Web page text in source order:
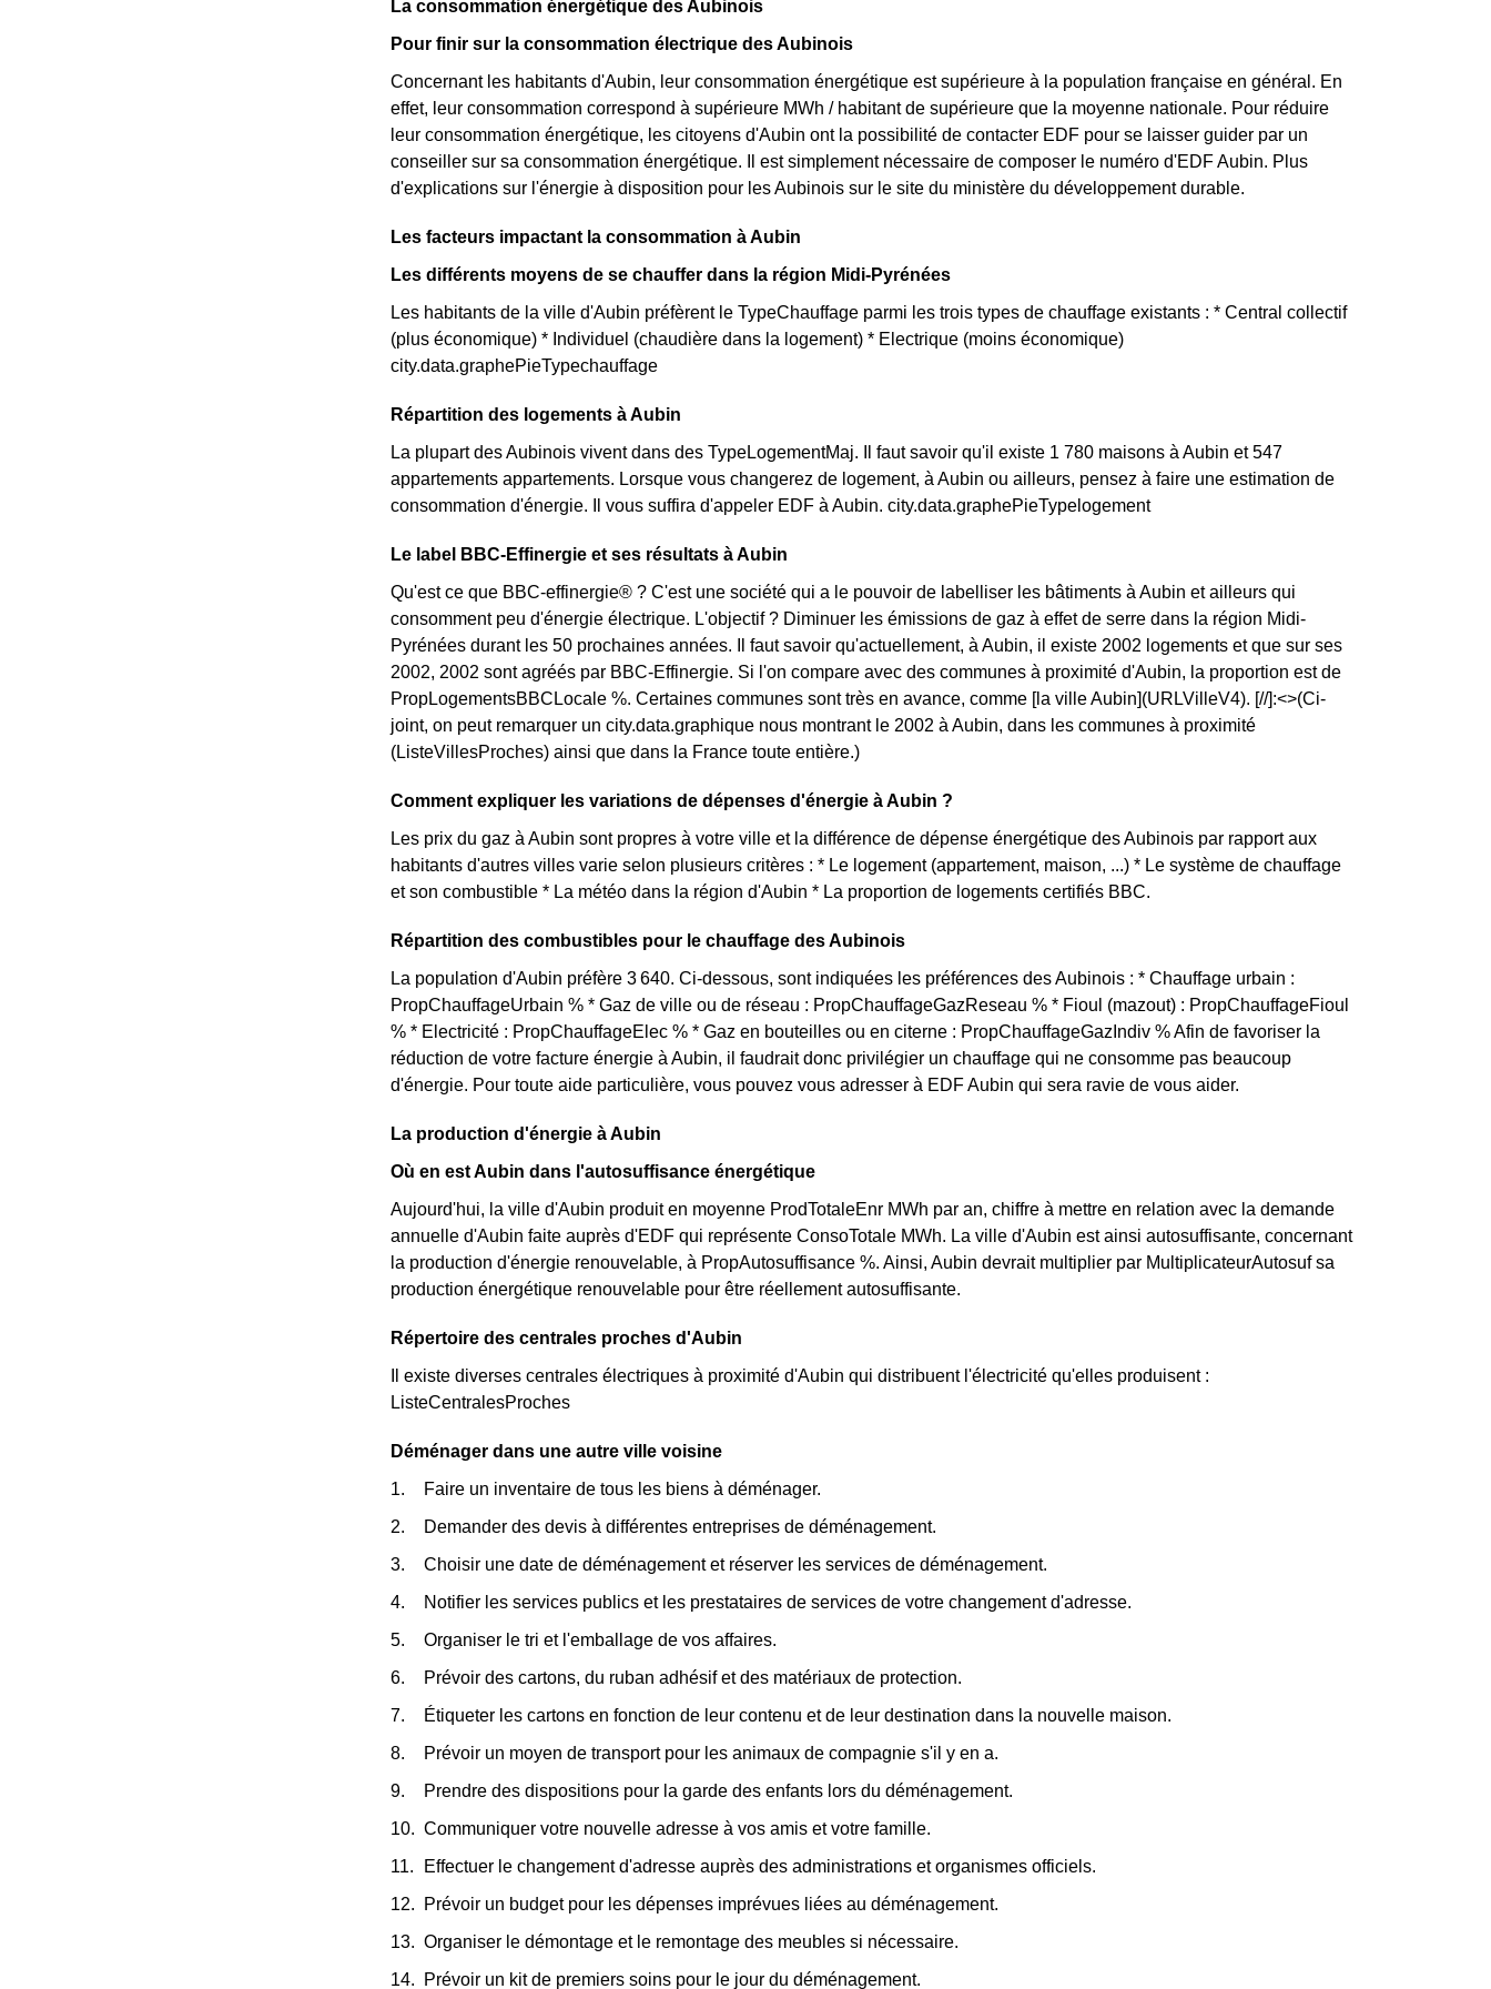
tarifs : pendant 22 jours le prix de l'électricité est quatre fois plus cher, tandis que tous les autres jours de l'année, le prix est
20% moins cher par rapport au tarif normal à Aubin. ⚡💸
La consommation énergétique des Aubinois
Pour finir sur la consommation électrique des Aubinois
Concernant les habitants d'Aubin, leur consommation énergétique est supérieure à la population française en général. En
effet, leur consommation correspond à supérieure MWh / habitant de supérieure que la moyenne nationale. Pour réduire
leur consommation énergétique, les citoyens d'Aubin ont la possibilité de contacter EDF pour se laisser guider par un
conseiller sur sa consommation énergétique. Il est simplement nécessaire de composer le numéro d'EDF Aubin. Plus
d'explications sur l'énergie à disposition pour les Aubinois sur le site du ministère du développement durable.
Les facteurs impactant la consommation à Aubin
Les différents moyens de se chauffer dans la région Midi-Pyrénées
Les habitants de la ville d'Aubin préfèrent le TypeChauffage parmi les trois types de chauffage existants : * Central collectif
(plus économique) * Individuel (chaudière dans la logement) * Electrique (moins économique)
city.data.graphePieTypechauffage
Répartition des logements à Aubin
La plupart des Aubinois vivent dans des TypeLogementMaj. Il faut savoir qu'il existe 1 780 maisons à Aubin et 547
appartements appartements. Lorsque vous changerez de logement, à Aubin ou ailleurs, pensez à faire une estimation de
consommation d'énergie. Il vous suffira d'appeler EDF à Aubin. city.data.graphePieTypelogement
Le label BBC-Effinergie et ses résultats à Aubin
Qu'est ce que BBC-effinergie® ? C'est une société qui a le pouvoir de labelliser les bâtiments à Aubin et ailleurs qui
consomment peu d'énergie électrique. L'objectif ? Diminuer les émissions de gaz à effet de serre dans la région Midi-
Pyrénées durant les 50 prochaines années. Il faut savoir qu'actuellement, à Aubin, il existe 2002 logements et que sur ses
2002, 2002 sont agréés par BBC-Effinergie. Si l'on compare avec des communes à proximité d'Aubin, la proportion est de
PropLogementsBBCLocale %. Certaines communes sont très en avance, comme [la ville Aubin](URLVilleV4). [//]:<>(Ci-
joint, on peut remarquer un city.data.graphique nous montrant le 2002 à Aubin, dans les communes à proximité
(ListeVillesProches) ainsi que dans la France toute entière.)
Comment expliquer les variations de dépenses d'énergie à Aubin ?
Les prix du gaz à Aubin sont propres à votre ville et la différence de dépense énergétique des Aubinois par rapport aux
habitants d'autres villes varie selon plusieurs critères : * Le logement (appartement, maison, ...) * Le système de chauffage
et son combustible * La météo dans la région d'Aubin * La proportion de logements certifiés BBC.
Répartition des combustibles pour le chauffage des Aubinois
La population d'Aubin préfère 3 640. Ci-dessous, sont indiquées les préférences des Aubinois : * Chauffage urbain :
PropChauffageUrbain % * Gaz de ville ou de réseau : PropChauffageGazReseau % * Fioul (mazout) : PropChauffageFioul
% * Electricité : PropChauffageElec % * Gaz en bouteilles ou en citerne : PropChauffageGazIndiv % Afin de favoriser la
réduction de votre facture énergie à Aubin, il faudrait donc privilégier un chauffage qui ne consomme pas beaucoup
d'énergie. Pour toute aide particulière, vous pouvez vous adresser à EDF Aubin qui sera ravie de vous aider.
La production d'énergie à Aubin
Où en est Aubin dans l'autosuffisance énergétique
Aujourd'hui, la ville d'Aubin produit en moyenne ProdTotaleEnr MWh par an, chiffre à mettre en relation avec la demande
annuelle d'Aubin faite auprès d'EDF qui représente ConsoTotale MWh. La ville d'Aubin est ainsi autosuffisante, concernant
la production d'énergie renouvelable, à PropAutosuffisance %. Ainsi, Aubin devrait multiplier par MultiplicateurAutosuf sa
production énergétique renouvelable pour être réellement autosuffisante.
Répertoire des centrales proches d'Aubin
Il existe diverses centrales électriques à proximité d'Aubin qui distribuent l'électricité qu'elles produisent :
ListeCentralesProches
Déménager dans une autre ville voisine
Faire un inventaire de tous les biens à déménager.
Demander des devis à différentes entreprises de déménagement.
Choisir une date de déménagement et réserver les services de déménagement.
Notifier les services publics et les prestataires de services de votre changement d'adresse.
Organiser le tri et l'emballage de vos affaires.
Prévoir des cartons, du ruban adhésif et des matériaux de protection.
Étiqueter les cartons en fonction de leur contenu et de leur destination dans la nouvelle maison.
Prévoir un moyen de transport pour les animaux de compagnie s'il y en a.
Prendre des dispositions pour la garde des enfants lors du déménagement.
Communiquer votre nouvelle adresse à vos amis et votre famille.
Effectuer le changement d'adresse auprès des administrations et organismes officiels.
Prévoir un budget pour les dépenses imprévues liées au déménagement.
Organiser le démontage et le remontage des meubles si nécessaire.
Prévoir un kit de premiers soins pour le jour du déménagement.